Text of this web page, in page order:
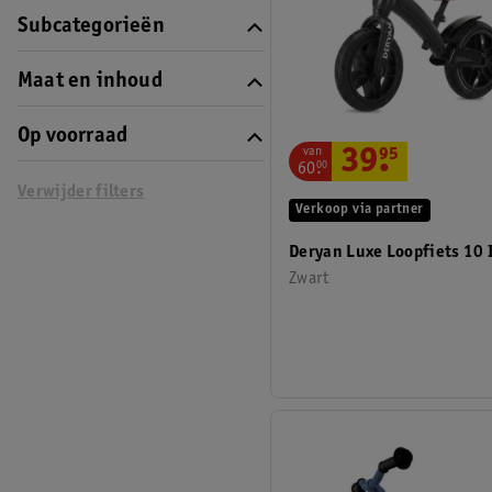
Subcategorieën
Maat en inhoud
Op voorraad
Verwijder filters
Deryan Luxe Loopfiets 10
Zwart
Verkoop via partner
van
60.
00 39.
95